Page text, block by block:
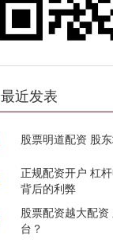
最近发表
股票明道配资 股
正规配资开户 杠
背后的利弊
股票配资越大配
台？